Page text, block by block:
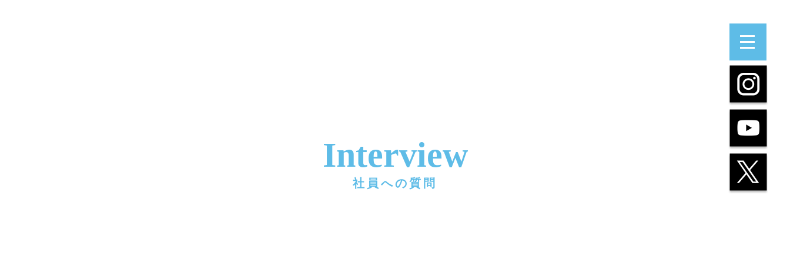
Interview
社員への質問